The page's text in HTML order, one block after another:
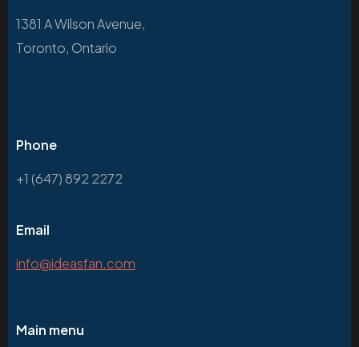
1381 A Wilson Avenue,
Toronto, Ontario
Phone
+1 (647) 892 2272
Email
info@ideasfan.com
Main menu